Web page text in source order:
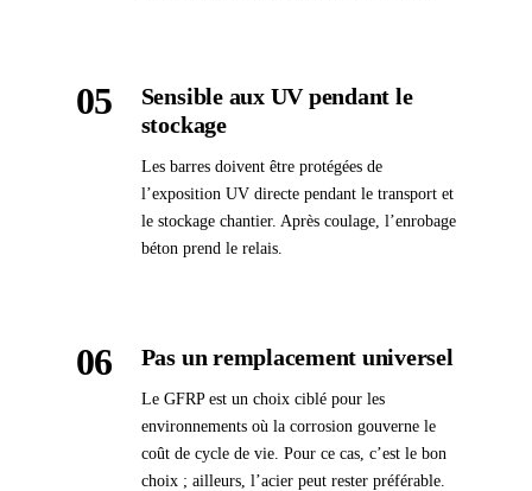
05
Sensible aux UV pendant le
stockage
Les barres doivent être protégées de
l’exposition UV directe pendant le transport et
le stockage chantier. Après coulage, l’enrobage
béton prend le relais.
06 Pas un remplacement universel
Le GFRP est un choix ciblé pour les
environnements où la corrosion gouverne le
coût de cycle de vie. Pour ce cas, c’est le bon
choix ; ailleurs, l’acier peut rester préférable.